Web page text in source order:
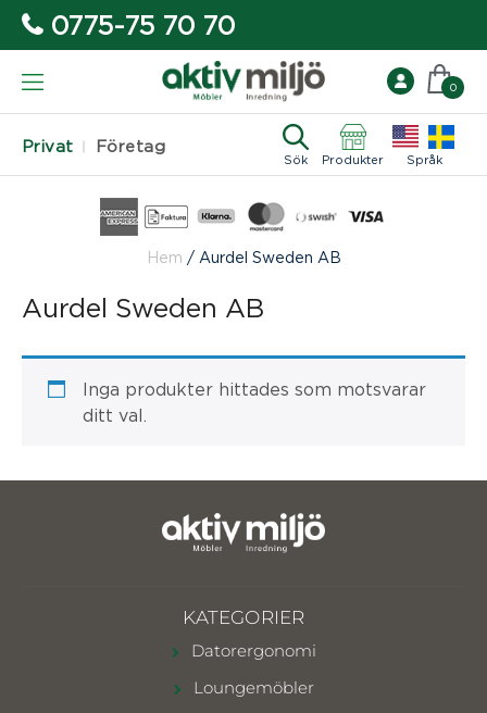
0775-75 70 70
Privat Företag
Sök Produkter Språk
0
Hem / Aurdel Sweden AB
Aurdel Sweden AB
Inga produkter hittades som motsvarar
ditt val.
KATEGORIER
Datorergonomi
Loungemöbler